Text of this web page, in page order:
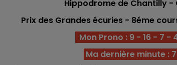
Hippodrome de Chantilly -
Prix des Grandes écuries - 8éme
Mon Prono : 9 - 16 - 7 -
Ma dernière minute : 7